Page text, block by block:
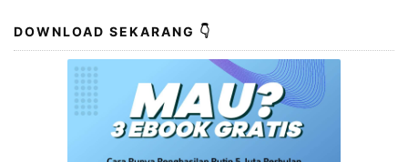
DOWNLOAD SEKARANG 👇